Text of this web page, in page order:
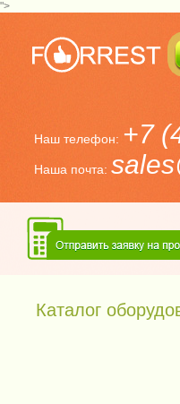
">
Наш телефон: +7
Наша почта:
Каталог